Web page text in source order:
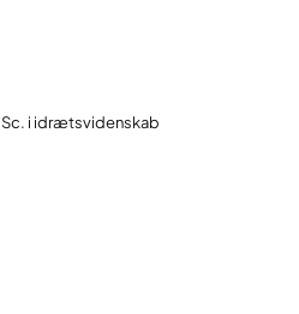
i idrætsvidenskab